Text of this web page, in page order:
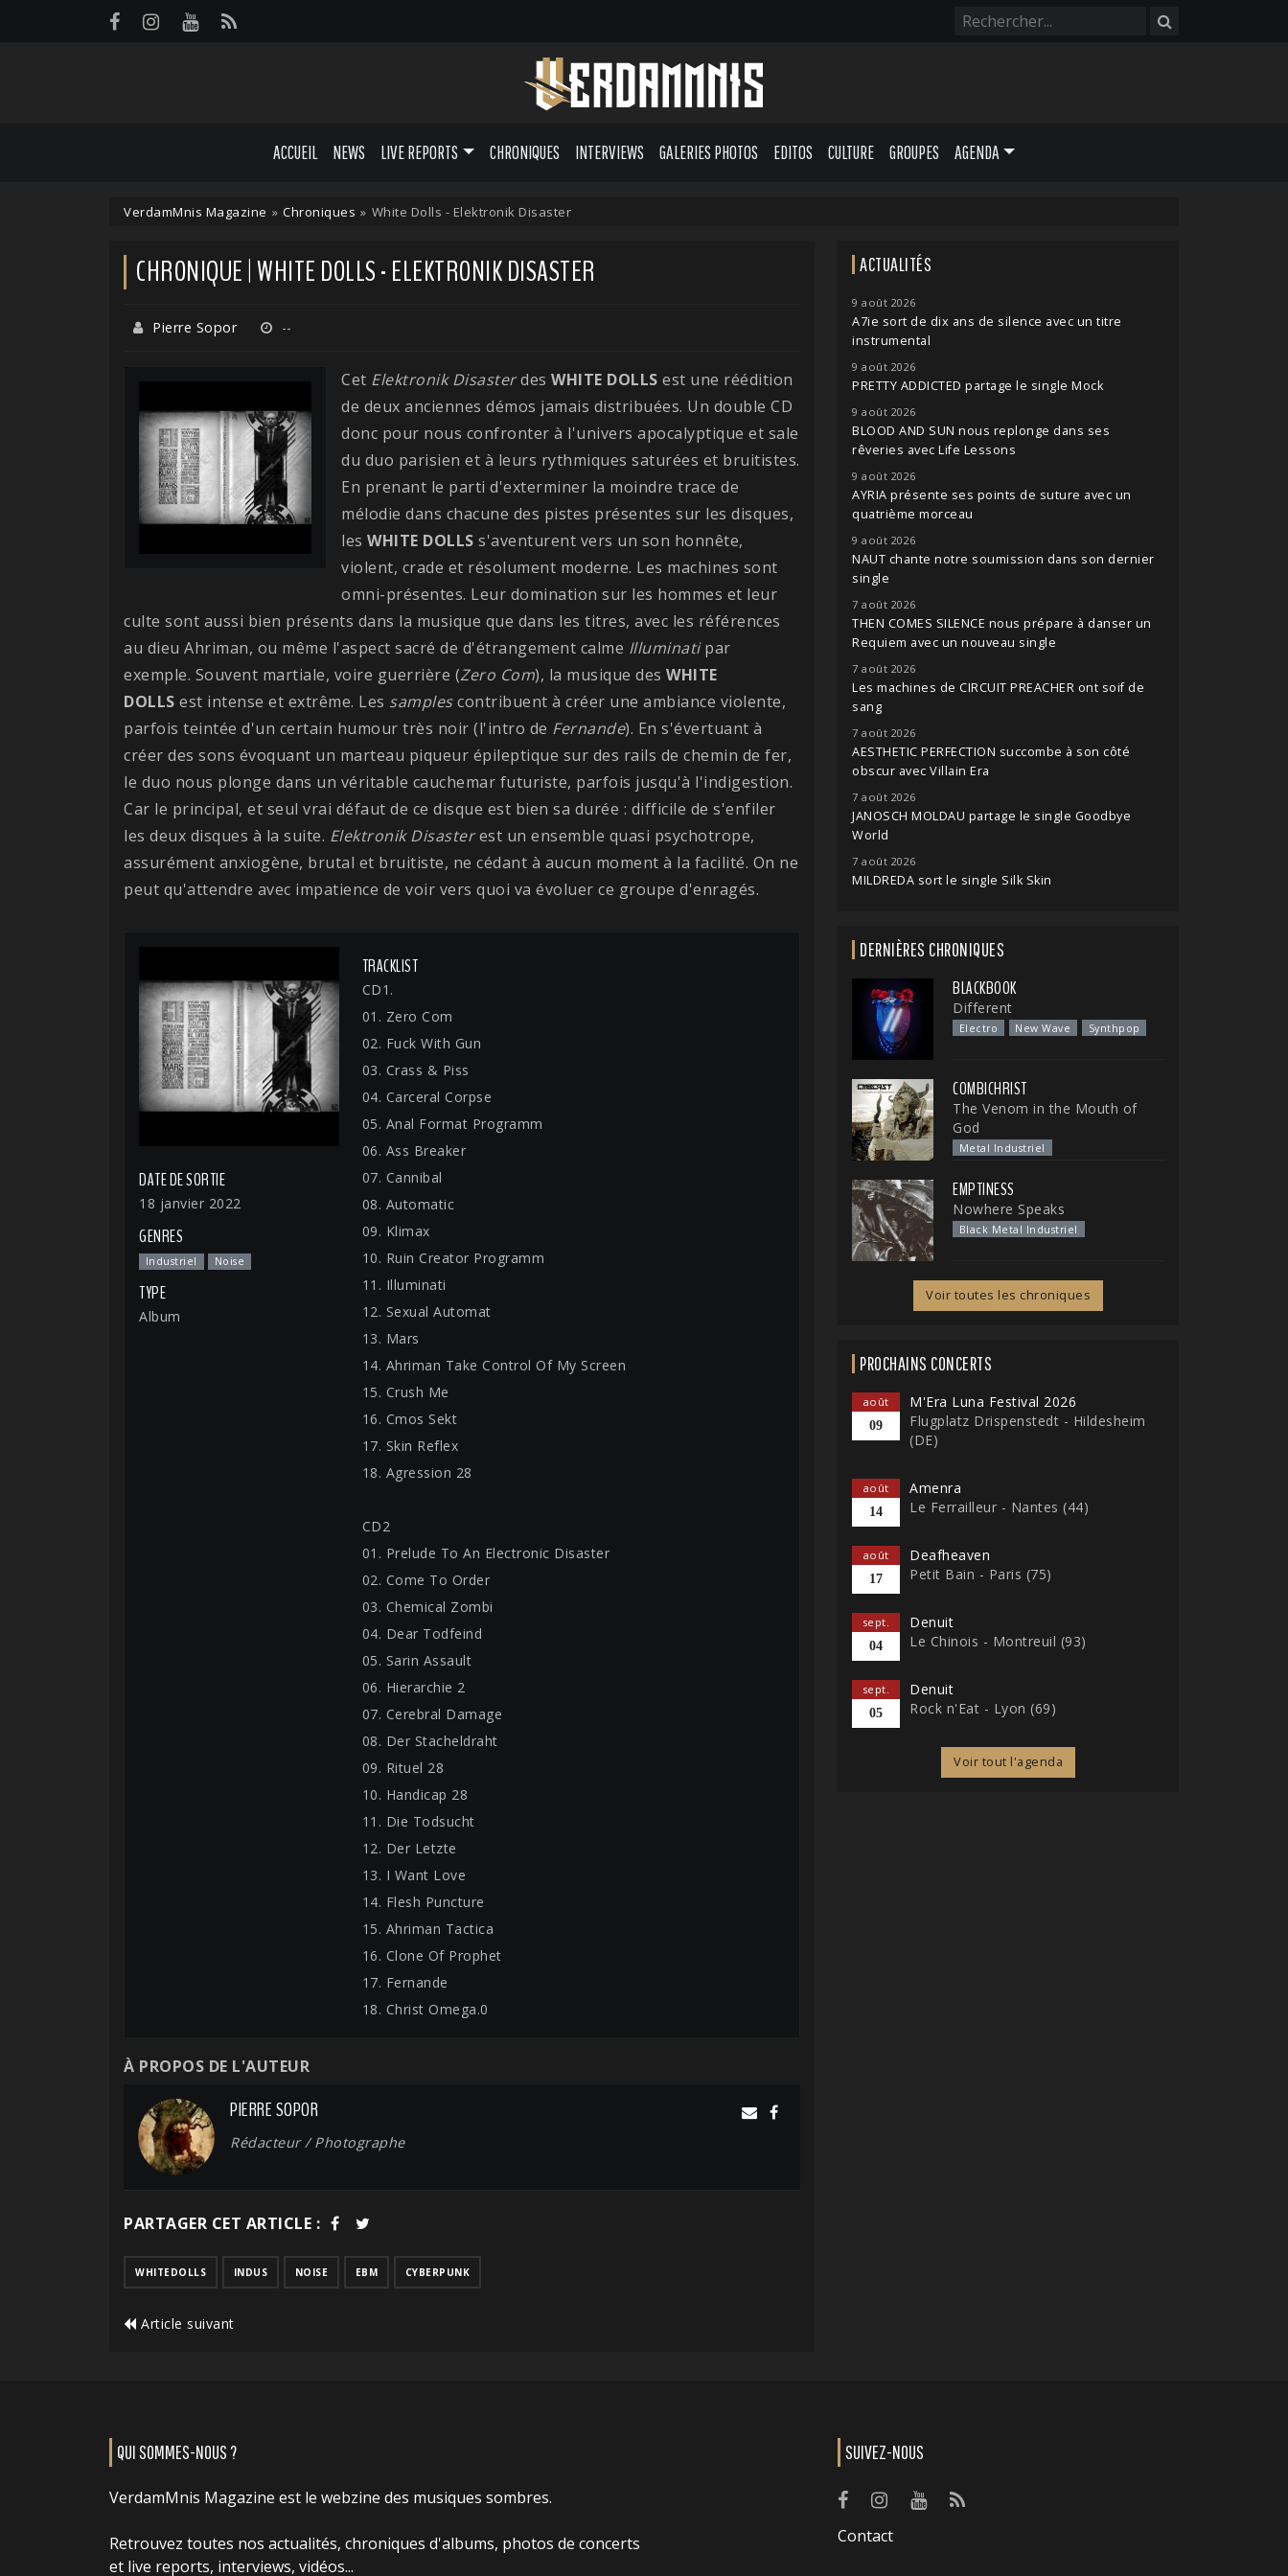
ACCUEIL NEWS LIVE REPORTS CHRONIQUES INTERVIEWS GALERIES PHOTOS EDITOS CULTURE GROUPES AGENDA
VerdamMnis Magazine » Chroniques » White Dolls - Elektronik Disaster
CHRONIQUE | WHITE DOLLS - ELEKTRONIK DISASTER
Pierre Sopor --
Cet Elektronik Disasterdes WHITE DOLLS est une réédition
de deux anciennes démos jamais distribuées. Un double CD
donc pour nous confronter à l'univers apocalyptique et sale
du duo parisien et à leurs rythmiques saturées et bruitistes.
En prenant le parti d'exterminer la moindre trace de
mélodie dans chacune des pistes présentes sur les disques,
les WHITE DOLLS s'aventurent vers un son honnête,
violent, crade et résolument moderne. Les machines sont
omni-présentes. Leur domination sur les hommes et leur
culte sont aussi bien présents dans la musique que dans les titres, avec les références
au dieu Ahriman, ou même l'aspect sacré de d'étrangement calme Illuminatipar
exemple. Souvent martiale, voire guerrière (Zero Com), la musique des WHITE
DOLLS est intense et extrême. Les samplescontribuent à créer une ambiance violente,
parfois teintée d'un certain humour très noir (l'intro de Fernande). En s'évertuant à
créer des sons évoquant un marteau piqueur épileptique sur des rails de chemin de fer,
le duo nous plonge dans un véritable cauchemar futuriste, parfois jusqu'à l'indigestion.
Car le principal, et seul vrai défaut de ce disque est bien sa durée : difficile de s'enfiler
les deux disques à la suite. Elektronik Disasterest un ensemble quasi psychotrope,
assurément anxiogène, brutal et bruitiste, ne cédant à aucun moment à la facilité. On ne
peut qu'attendre avec impatience de voir vers quoi va évoluer ce groupe d'enragés.
DATE DE SORTIE
18 janvier 2022
GENRES
Industriel Noise
TYPE
Album
TRACKLIST
CD1.
01. Zero Com
02. Fuck With Gun
03. Crass & Piss
04. Carceral Corpse
05. Anal Format Programm
06. Ass Breaker
07. Cannibal
08. Automatic
09. Klimax
10. Ruin Creator Programm
11. Illuminati
12. Sexual Automat
13. Mars
14. Ahriman Take Control Of My Screen
15. Crush Me
16. Cmos Sekt
17. Skin Reflex
18. Agression 28
CD2
01. Prelude To An Electronic Disaster
02. Come To Order
03. Chemical Zombi
04. Dear Todfeind
05. Sarin Assault
06. Hierarchie 2
07. Cerebral Damage
08. Der Stacheldraht
09. Rituel 28
10. Handicap 28
11. Die Todsucht
12. Der Letzte
13. I Want Love
14. Flesh Puncture
15. Ahriman Tactica
16. Clone Of Prophet
17. Fernande
18. Christ Omega.0
À PROPOS DE L'AUTEUR
PIERRE SOPOR
Rédacteur / Photographe
PARTAGER CET ARTICLE :
WHITEDOLLS INDUS NOISE EBM CYBERPUNK
Article suivant
ACTUALITÉS
9 août 2026
A7ie sort de dix ans de silence avec un titre
instrumental
9 août 2026
PRETTY ADDICTED partage le single Mock
9 août 2026
BLOOD AND SUN nous replonge dans ses
rêveries avec Life Lessons
9 août 2026
AYRIA présente ses points de suture avec un
quatrième morceau
9 août 2026
NAUT chante notre soumission dans son dernier
single
7 août 2026
THEN COMES SILENCE nous prépare à danser un
Requiem avec un nouveau single
7 août 2026
Les machines de CIRCUIT PREACHER ont soif de
sang
7 août 2026
AESTHETIC PERFECTION succombe à son côté
obscur avec Villain Era
7 août 2026
JANOSCH MOLDAU partage le single Goodbye
World
7 août 2026
MILDREDA sort le single Silk Skin
DERNIÈRES CHRONIQUES
BLACKBOOK
Different
Electro New Wave Synthpop
COMBICHRIST
The Venom in the Mouth of
God
Metal Industriel
EMPTINESS
Nowhere Speaks
Black Metal Industriel
Voir toutes les chroniques
PROCHAINS CONCERTS
août
09
M'Era Luna Festival 2026
Flugplatz Drispenstedt - Hildesheim
(DE)
août
14
Amenra
Le Ferrailleur - Nantes (44)
août
17
Deafheaven
Petit Bain - Paris (75)
sept.
04
Denuit
Le Chinois - Montreuil (93)
sept.
05
Denuit
Rock n'Eat - Lyon (69)
Voir tout l'agenda
QUI SOMMES-NOUS ?
VerdamMnis Magazine est le webzine des musiques sombres.
Retrouvez toutes nos actualités, chroniques d'albums, photos de concerts
et live reports, interviews, vidéos...
SUIVEZ-NOUS
Contact
Panneau de gestion des cookies